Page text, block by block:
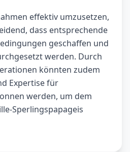
effektiv umzusetzen,
dass entsprechende
geschaffen und
werden. Durch
könnten zudem
Expertise für
werden, um dem
Sperlingspapageis